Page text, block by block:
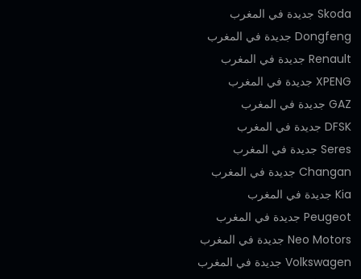
Skoda جديدة في المغرب
Dongfeng جديدة في المغرب
Renault جديدة في المغرب
XPENG جديدة في المغرب
GAZ جديدة في المغرب
DFSK جديدة في المغرب
Seres جديدة في المغرب
Changan جديدة في المغرب
Kia جديدة في المغرب
Peugeot جديدة في المغرب
Neo Motors جديدة في المغرب
Volkswagen جديدة في المغرب